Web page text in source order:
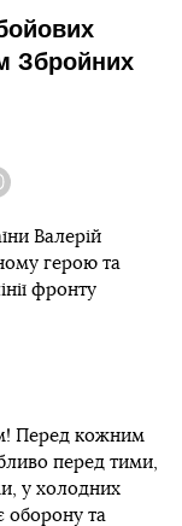
Збройних
Валерій
герою та
фронту
Перед кожним
перед тими,
у холодних
оборону та